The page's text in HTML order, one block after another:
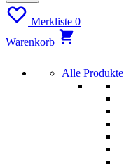
Merkliste 0
Warenkorb
Alle Produkte